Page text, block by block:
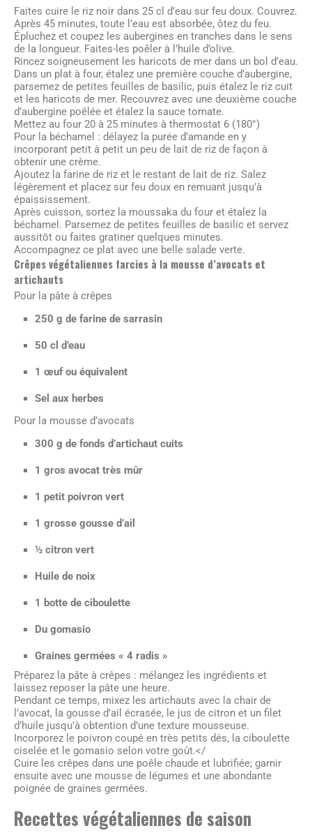
Faites cuire le riz noir dans 25 cl d’eau sur feu doux. Couvrez.
Après 45 minutes, toute l’eau est absorbée, ôtez du feu.
Épluchez et coupez les aubergines en tranches dans le sens
de la longueur. Faites-les poêler à l’huile d’olive.
Rincez soigneusement les haricots de mer dans un bol d’eau.
Dans un plat à four, étalez une première couche d’aubergine,
parsemez de petites feuilles de basilic, puis étalez le riz cuit
et les haricots de mer. Recouvrez avec une deuxième couche
d’aubergine poêlée et étalez la sauce tomate.
Mettez au four 20 à 25 minutes à thermostat 6 (180°)
Pour la béchamel : délayez la purée d’amande en y
incorporant petit à petit un peu de lait de riz de façon à
obtenir une crème.
Ajoutez la farine de riz et le restant de lait de riz. Salez
légèrement et placez sur feu doux en remuant jusqu’à
épaississement.
Après cuisson, sortez la moussaka du four et étalez la
béchamel. Parsemez de petites feuilles de basilic et servez
aussitôt ou faites gratiner quelques minutes.
Accompagnez ce plat avec une belle salade verte.
Crêpes végétaliennes farcies à la mousse d’avocats et
artichauts
Pour la pâte à crêpes
250 g de farine de sarrasin
50 cl d’eau
1 œuf ou équivalent
Sel aux herbes
Pour la mousse d’avocats
300 g de fonds d’artichaut cuits
1 gros avocat très mûr
1 petit poivron vert
1 grosse gousse d’ail
½ citron vert
Huile de noix
1 botte de ciboulette
Du gomasio
Graines germées « 4 radis »
Préparez la pâte à crêpes : mélangez les ingrédients et
laissez reposer la pâte une heure.
Pendant ce temps, mixez les artichauts avec la chair de
l’avocat, la gousse d’ail écrasée, le jus de citron et un filet
d’huile jusqu’à obtention d’une texture mousseuse.
Incorporez le poivron coupé en très petits dés, la ciboulette
ciselée et le gomasio selon votre goût.</
Cuire les crêpes dans une poêle chaude et lubrifiée; garnir
ensuite avec une mousse de légumes et une abondante
poignée de graines germées.
Recettes végétaliennes de saison